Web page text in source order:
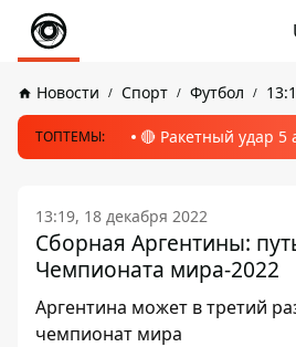
Новости Спорт Футбол
ТОПТЕМЫ: 🔴 Ракетный удар 5
13:19, 18 декабря 2022
Сборная Аргентины:
Чемпионата мира-2022
Аргентина может в третий
чемпионат мира